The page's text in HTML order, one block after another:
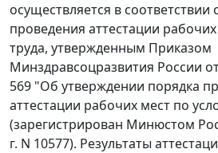
осуществляется в соответствии с
проведения аттестации
труда, утвержденным Приказом
Минздравсоцразвития России от
569 "Об утверждении порядка
аттестации рабочих мест по
(зарегистрирован Минюстом
г. N 10577). Результаты